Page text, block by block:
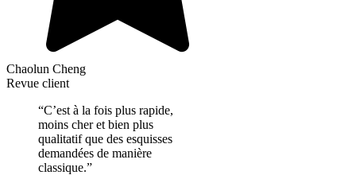
Chaolun Cheng
Revue client
“C’est à la fois plus rapide,
moins cher et bien plus
qualitatif que des esquisses
demandées de manière
classique.”